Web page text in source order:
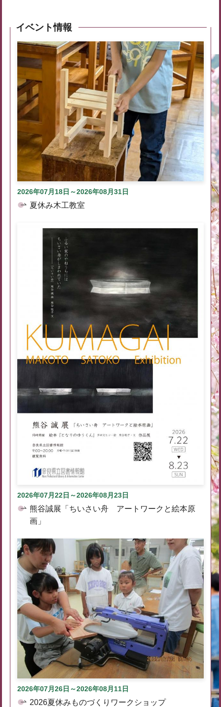
イベント情報
2026年07月18日～2026年08月31日
夏休み木工教室
2026年07月22日～2026年08月23日
熊谷誠展「ちいさい舟 アートワークと絵本原
画」
2026年07月26日～2026年08月11日
2026夏休みものづくりワークショップ